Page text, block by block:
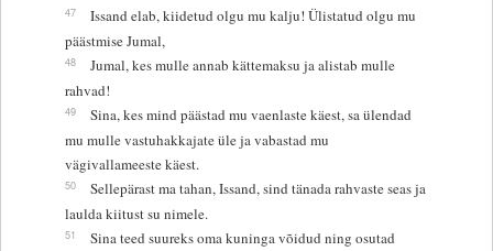
47
Issand elab, kiidetud olgu mu kalju! Ülistatud olgu mu
päästmise Jumal,
48
Jumal, kes mulle annab kättemaksu ja alistab mulle
rahvad!
49
Sina, kes mind päästad mu vaenlaste käest, sa ülendad
mu mulle vastuhakkajate üle ja vabastad mu
vägivallameeste käest.
50
Sellepärast ma tahan, Issand, sind tänada rahvaste seas ja
laulda kiitust su nimele.
51
Sina teed suureks oma kuninga võidud ning osutad